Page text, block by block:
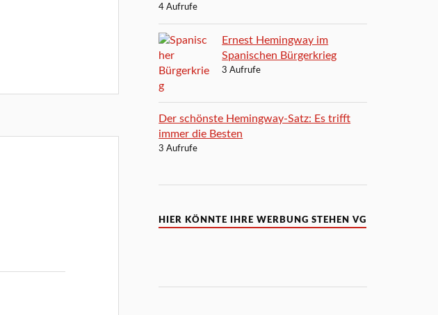
4 Aufrufe
Ernest Hemingway im
Spanischen Bürgerkrieg
3 Aufrufe
Der schönste Hemingway-Satz: Es trifft
immer die Besten
3 Aufrufe
HIER KÖNNTE IHRE WERBUNG STEHEN VG